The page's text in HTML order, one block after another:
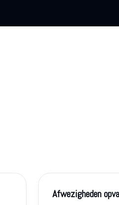
Afwezigheden